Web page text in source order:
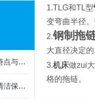
防火液压支柱保护套性能特点与阻燃防护应用
防尘液压立柱保护套日常清洁保养与更换规范
1.TLG和TL型
变弯曲半径
2.钢制拖
大直径决定
3.机床做zui
格的拖链。